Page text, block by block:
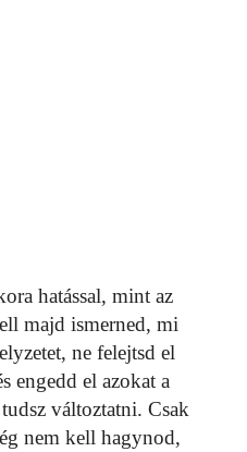
hatással, mint az
majd ismerned, mi
ne felejtsd el
engedd el azokat a
változtatni. Csak
nem kell hagynod,